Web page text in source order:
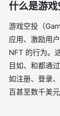
什么是游戏
游戏空投（
应用、激励用
NFT 的行为。
目如、 和都通
如注册、登录
百甚至数千美